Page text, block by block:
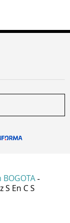
-
S En C S